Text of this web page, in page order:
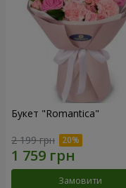
Букет "Romantica"
2 199 грн
Замовити